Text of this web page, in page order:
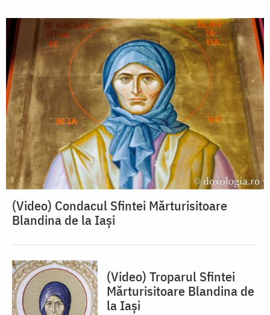
(Video) Condacul Sfintei Mărturisitoare
Blandina de la Iași
(Video) Troparul Sfintei
Mărturisitoare Blandina de
la Iași